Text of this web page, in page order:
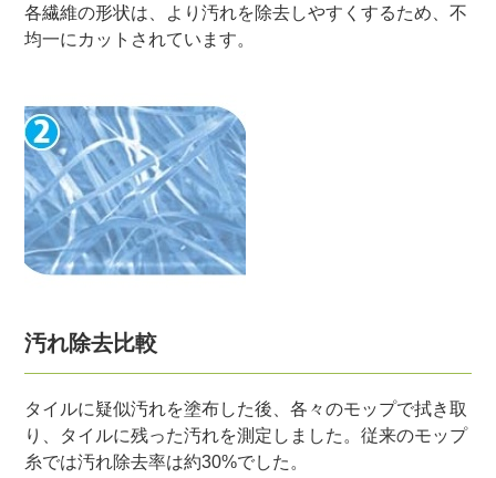
各繊維の形状は、より汚れを除去しやすくするため、不
均一にカットされています。
汚れ除去比較
タイルに疑似汚れを塗布した後、各々のモップで拭き取
り、タイルに残った汚れを測定しました。従来のモップ
糸では汚れ除去率は約30%でした。